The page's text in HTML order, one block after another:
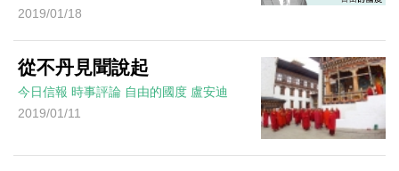
2019/01/18
從不丹見聞說起
今日信報 時事評論 自由的國度 盧安迪
2019/01/11